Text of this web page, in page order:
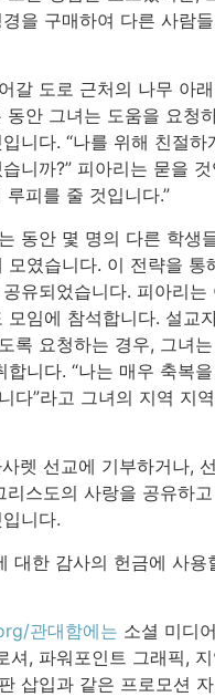
을 구매하여 다른 사람
갈 도로 근처의 나무 아
안 그녀는 도움을 요청
니다. “나를 위해 친절하
니까?” 피아리는 묻을
피를 줄 것입니다.”
동안 몇 명의 다른 학생
였습니다. 이 전략을 통
유되었습니다. 피아리는
임에 참석합니다. 설교
록 요청하는 경우, 그녀
니다. “나는 매우 축복
다”라고 그녀의 지역 지역
렛 선교에 기부하거나,
스도의 사랑을 공유하
니다.
대한 감사의 헌금에 사용
관대함에는 소셜 미디
셔, 파워포인트 그래픽,
삽입과 같은 프로모션